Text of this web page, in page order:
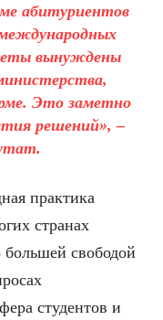
абитуриентов
вынуждены
Это заметно
решений», –
практика
странах
большей свободой
студентов и